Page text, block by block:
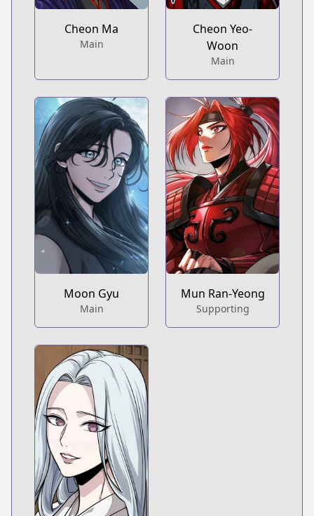
Cheon Ma
Main
Cheon Yeo-
Woon
Main
Moon Gyu
Main
Mun Ran-Yeong
Supporting